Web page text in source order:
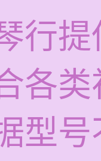
行
各
型